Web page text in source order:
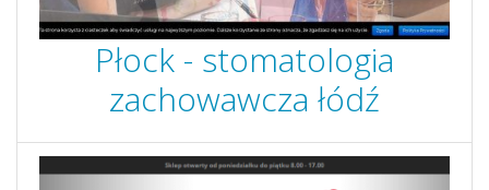
Płock - stomatologia
zachowawcza łódź